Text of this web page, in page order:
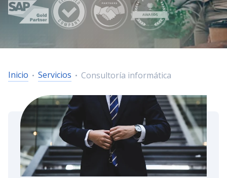
Inicio Servicios Consultoría informática